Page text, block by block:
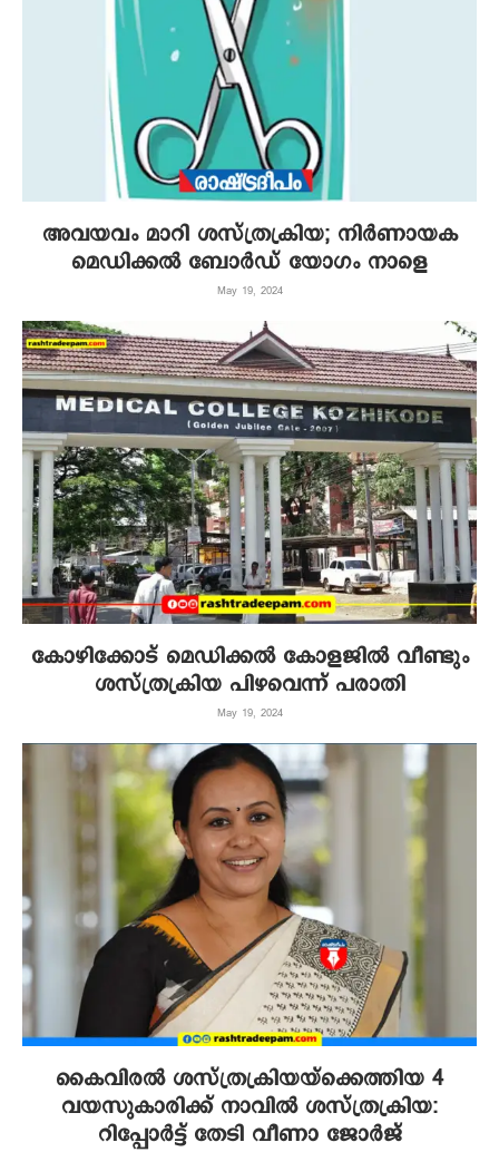
അവയവം മാറി ശസ്ത്രക്രിയ; നിര്‍ണായക
മെഡിക്കല്‍ ബോര്‍ഡ് യോഗം നാളെ
May 19, 2024
കോഴിക്കോട് മെഡിക്കൽ കോളജിൽ വീണ്ടും
ശസ്ത്രക്രിയ പിഴവെന്ന് പരാതി
May 19, 2024
കൈവിരൽ ശസ്ത്രക്രിയയ്ക്കെത്തിയ 4
വയസുകാരിക്ക് നാവില്‍ ശസ്ത്രക്രിയ:
റിപ്പോര്‍ട്ട് തേടി വീണാ ജോർജ്